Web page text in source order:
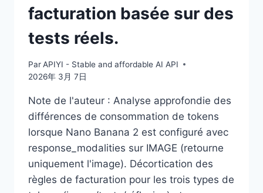
facturation basée sur des
tests réels.
ParAPIYI - Stable and affordable AI API
2026年 3月 7日
Note de l'auteur : Analyse approfondie des
différences de consommation de tokens
lorsque Nano Banana 2 est configuré avec
response_modalities sur IMAGE (retourne
uniquement l'image). Décortication des
règles de facturation pour les trois types de